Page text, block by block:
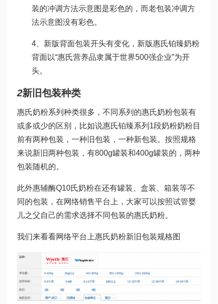
装的冲调方法示意图是彩色的，而老包装冲调方
法示意图没有彩色。
4、新版背面包装开头有变化，新版惠氏铂臻奶粉
背面以“惠氏营养品隶属于世界500强企业”为开
头。
2新旧包装种类
惠氏奶粉系列种类很多，不同系列的惠氏奶粉包装有
或多或少的区别，比如说惠氏铂臻系列1段奶粉奶粉目
前有两种包装，一种旧包装，一种新包装。按照规格
来说新旧两种包装，有800g罐装和400g罐装的，两种
包装随机的。
此外惠辅酶Q10氏奶粉在还有罐装、盒装、箱装等不
同的包装，在网络销售平台上，大家可以按照试管婴
儿之父自己的需求选择不同包装的惠氏奶粉。
我们来看看网络平台上惠氏奶粉新旧包装规格图